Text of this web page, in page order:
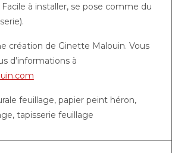
à installer, se pose comme du
création de Ginette Malouin. Vous
d’informations à
feuillage, papier peint héron,
tapisserie feuillage